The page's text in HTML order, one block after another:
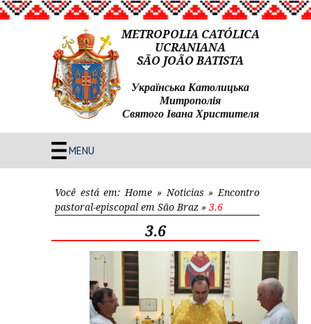
METROPOLIA CATÓLICA
UCRANIANA
SÃO JOÃO BATISTA
Українська Католицька
Митрополія
Святого Івана Христителя
MENU
Você está em: Home » Noticias » Encontro
pastoral-episcopal em São Braz » 3.6
3.6